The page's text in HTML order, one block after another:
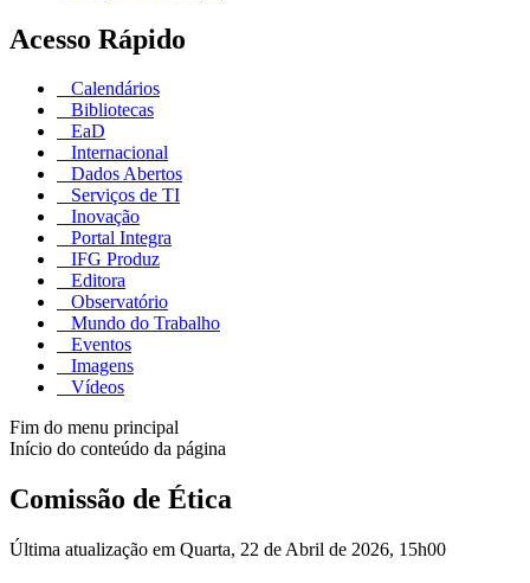
Acesso Rápido
Calendários
Bibliotecas
EaD
Internacional
Dados Abertos
Serviços de TI
Inovação
Portal Integra
IFG Produz
Editora
Observatório
Mundo do Trabalho
Eventos
Imagens
Vídeos
Fim do menu principal
Início do conteúdo da página
Comissão de Ética
Última atualização em Quarta, 22 de Abril de 2026, 15h00